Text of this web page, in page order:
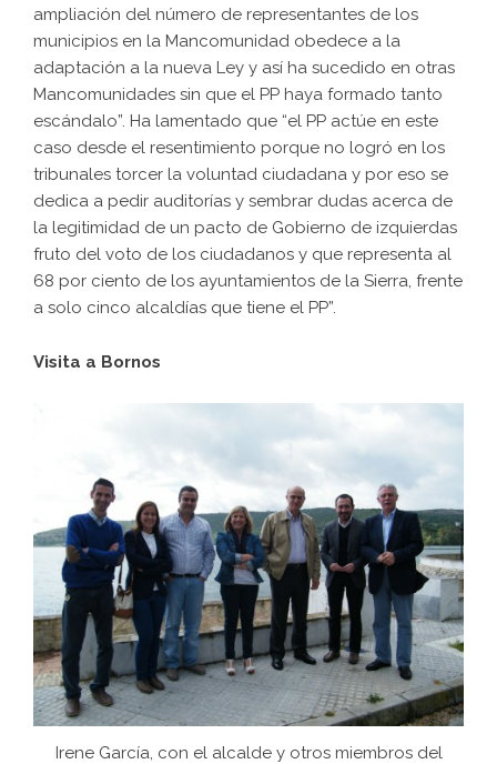
ampliación del número de representantes de los
municipios en la Mancomunidad obedece a la
adaptación a la nueva Ley y así ha sucedido en otras
Mancomunidades sin que el PP haya formado tanto
escándalo”. Ha lamentado que “el PP actúe en este
caso desde el resentimiento porque no logró en los
tribunales torcer la voluntad ciudadana y por eso se
dedica a pedir auditorías y sembrar dudas acerca de
la legitimidad de un pacto de Gobierno de izquierdas
fruto del voto de los ciudadanos y que representa al
68 por ciento de los ayuntamientos de la Sierra, frente
a solo cinco alcaldías que tiene el PP”.
Visita a Bornos
Irene García, con el alcalde y otros miembros del